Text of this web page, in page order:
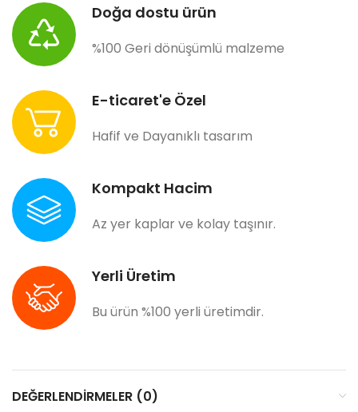
Doğa dostu ürün
%100 Geri dönüşümlü malzeme
E-ticaret'e Özel
Hafif ve Dayanıklı tasarım
Kompakt Hacim
Az yer kaplar ve kolay taşınır.
Yerli Üretim
Bu ürün %100 yerli üretimdir.
DEĞERLENDIRMELER (0)